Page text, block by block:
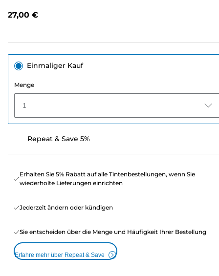
27,00 €
Einmaliger Kauf
Menge
1
Repeat & Save 5%
Erhalten Sie 5% Rabatt auf alle Tintenbestellungen, wenn Sie
wiederholte Lieferungen einrichten
Jederzeit ändern oder kündigen
Sie entscheiden über die Menge und Häufigkeit Ihrer Bestellung
Erfahre mehr über Repeat & Save